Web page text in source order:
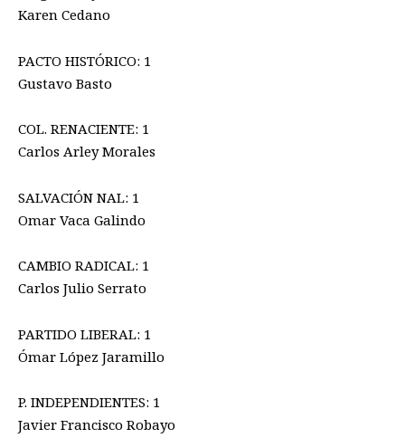
Karen Cedano
PACTO HISTÓRICO: 1
Gustavo Basto
COL. RENACIENTE: 1
Carlos Arley Morales
SALVACIÓN NAL: 1
Omar Vaca Galindo
CAMBIO RADICAL: 1
Carlos Julio Serrato
PARTIDO LIBERAL: 1
Ómar López Jaramillo
P. INDEPENDIENTES: 1
Javier Francisco Robayo